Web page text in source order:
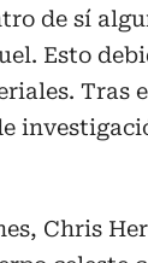
de sí
Esto
Tras
Chris